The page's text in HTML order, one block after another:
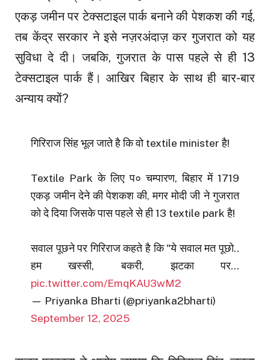
एकड़ जमीन पर टेक्सटाइल पार्क बनाने की पेशकश की गई,
तब केंद्र सरकार ने इसे नज़रअंदाज़ कर गुजरात को यह
सुविधा दे दी। जबकि, गुजरात के पास पहले से ही 13
टेक्सटाइल पार्क हैं। आखिर बिहार के साथ ही बार-बार
अन्याय क्यों?
गिरिराज सिंह भूल जाते है कि वो textile minister है!
Textile Park के लिए प० चम्पारण, बिहार में 1719
एकड़ जमीन देने की पेशकश की, मगर मोदी जी ने गुजरात
को दे दिया जिसके पास पहले से ही 13 textile park है!
सवाल पूछने पर गिरिराज कहते है कि "ये सवाल मत पूछो..
हम खस्सी, बकरी, झटका पर…
pic.twitter.com/EmqKAU3wM2
— Priyanka Bharti (@priyanka2bharti)
September 12, 2025